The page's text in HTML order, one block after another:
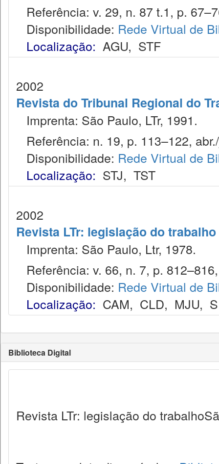
Referência: v. 29, n. 87 t.1, p.
Disponibilidade: Rede Virtual de
Localização: AGU, STF
2002
Revista do Tribunal Regional do
Imprenta: São Paulo, LTr, 1991.
Referência: n. 19, p. 113–122,
Disponibilidade: Rede Virtual de
Localização: STJ, TST
2002
Revista LTr: legislação do trabalho
Imprenta: São Paulo, Ltr, 1978.
Referência: v. 66, n. 7, p.
Disponibilidade: Rede Virtual de
Localização: CAM, CLD, MJU,
Biblioteca Digital
Revista LTr: legislação do